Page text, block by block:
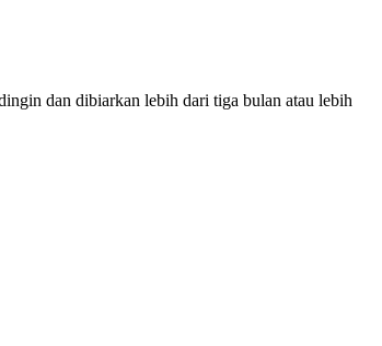
dan dibiarkan lebih dari tiga bulan atau lebih